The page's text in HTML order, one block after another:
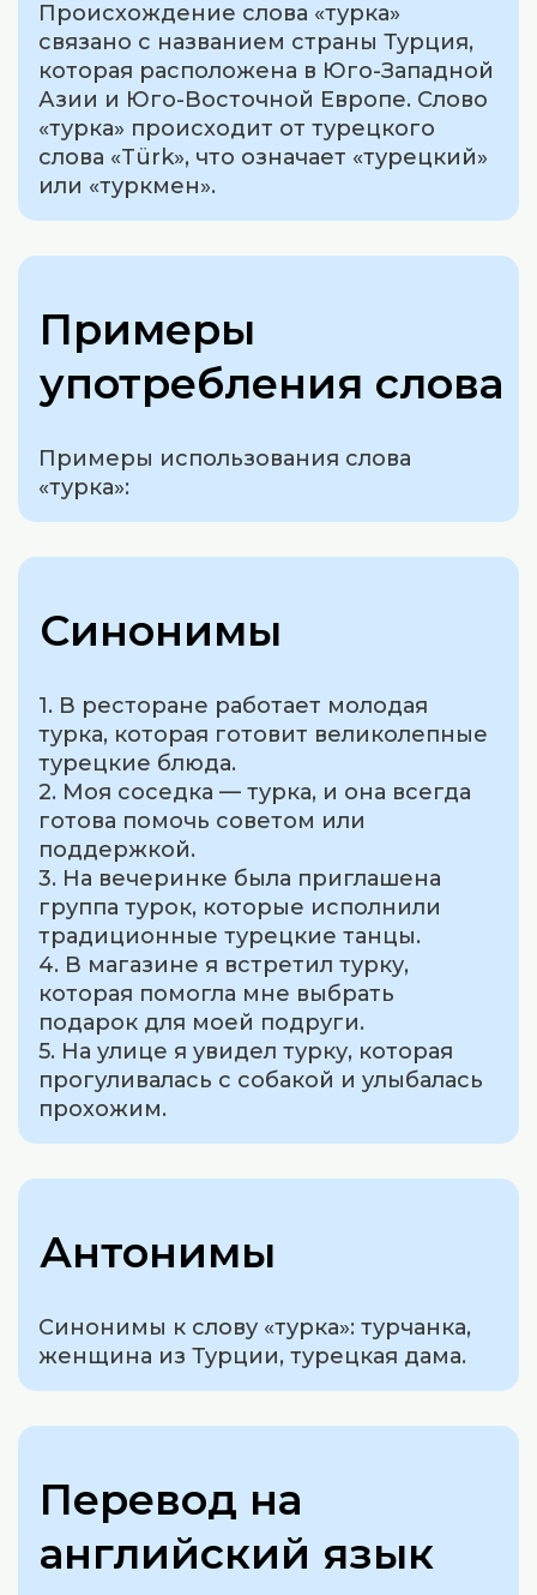
Происхождение слова «турка»
связано с названием страны Турция,
которая расположена в Юго-Западной
Азии и Юго-Восточной Европе. Слово
«турка» происходит от турецкого
слова «Türk», что означает «турецкий»
или «туркмен».
Примеры
употребления слова
Примеры использования слова
«турка»:
Синонимы
1. В ресторане работает молодая
турка, которая готовит великолепные
турецкие блюда.
2. Моя соседка — турка, и она всегда
готова помочь советом или
поддержкой.
3. На вечеринке была приглашена
группа турок, которые исполнили
традиционные турецкие танцы.
4. В магазине я встретил турку,
которая помогла мне выбрать
подарок для моей подруги.
5. На улице я увидел турку, которая
прогуливалась с собакой и улыбалась
прохожим.
Антонимы
Синонимы к слову «турка»: турчанка,
женщина из Турции, турецкая дама.
Перевод на
английский язык